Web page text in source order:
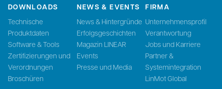
DOWNLOADS
Technische
Produktdaten
Software & Tools
Zertifizierungen und
Verordnungen
Broschüren
NEWS & EVENTS
News & Hintergründe
Erfolgsgeschichten
Magazin LINEAR
Events
Presse und Media
FIRMA
Unternehmensprofil
Verantwortung
Jobs und Karriere
Partner &
Systemintegration
LinMot Global